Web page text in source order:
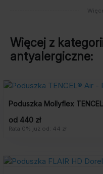
Więcej z
antyalergiczne:
Poduszka Mollyflex
od 440 zł
Rata 0% już od: 44 zł